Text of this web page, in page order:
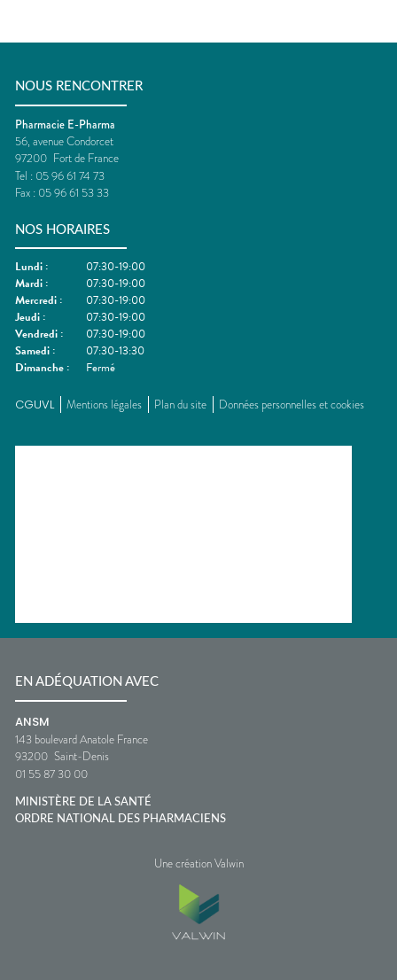
NOUS RENCONTRER
Pharmacie E-Pharma
56, avenue Condorcet
97200 Fort de France
Tel : 05 96 61 74 73
Fax : 05 96 61 53 33
NOS HORAIRES
Lundi :
07:30-19:00
Mardi :
07:30-19:00
Mercredi :
07:30-19:00
Jeudi :
07:30-19:00
Vendredi :
07:30-19:00
Samedi :
07:30-13:30
Dimanche : Fermé
CGUVL Mentions légales Plan du site Données personnelles et cookies
EN ADÉQUATION AVEC
ANSM
143 boulevard Anatole France
93200 Saint-Denis
01 55 87 30 00
MINISTÈRE DE LA SANTÉ
ORDRE NATIONAL DES PHARMACIENS
Une création Valwin